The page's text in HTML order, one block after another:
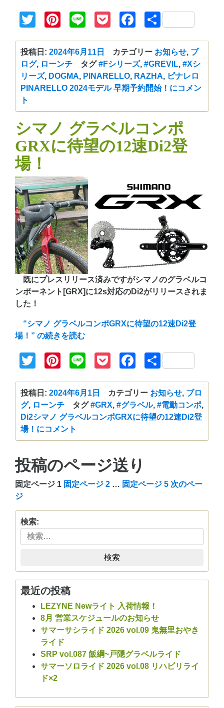
TwitterPinterest
Line PocketFacebook
共
投稿日: 2024年6月11日 カテゴリー お知らせ, ブ
ログ, ローンチ タグ#Fシリーズ, #GREVIL, #Xシ
リーズ, DOGMA, PINARELLO, RAZHA, ピナレロ
PINARELLO 2024モデル 早期予約開始！にコメン
ト
シマノ グラベルコンポ
GRXに待望の12速Di2登
場！
既にプレスリリース済みですがシマノのグラベルコ
ンポーネント[GRX]に12s対応のDi2がリリースされま
した！
“シマノ グラベルコンポGRXに待望の12速Di2登
場！” の続きを読む
TwitterPinterest
Line PocketFacebook
共
投稿日: 2024年6月1日 カテゴリー お知らせ, ブロ
グ, ローンチ タグ#GRX, #グラベル, #電動コンポ,
Di2シマノ グラベルコンポGRXに待望の12速Di2登
場！にコメント
投稿のページ送り
固定ページ 1 固定ページ 2 … 固定ページ 5 次のペー
ジ
検索:
検索
最近の投稿
LEZYNE Newライト 入荷情報！
8月 営業スケジュールのお知らせ
サマーサシライド 2026 vol.09 鬼無里おやき
ライド
SRP vol.087 飯綱~戸隠グラベルライド
サマーソロライド 2026 vol.08 リハビリライ
ド×2